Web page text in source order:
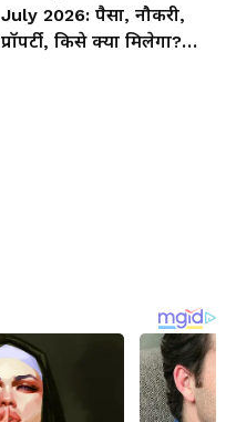
July 2026: पैसा, नौकरी,
प्रॉपर्टी, किसे क्या मिलेगा?